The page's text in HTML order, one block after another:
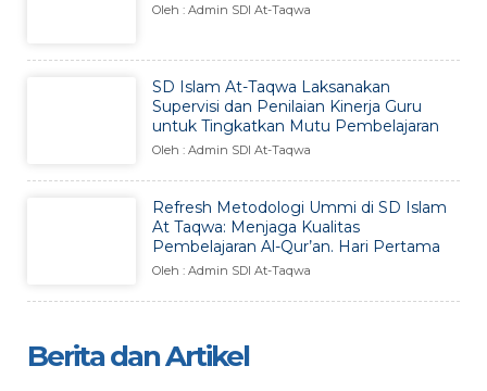
Oleh : Admin SDI At-Taqwa
SD Islam At-Taqwa Laksanakan
Supervisi dan Penilaian Kinerja Guru
untuk Tingkatkan Mutu Pembelajaran
Oleh : Admin SDI At-Taqwa
Refresh Metodologi Ummi di SD Islam
At Taqwa: Menjaga Kualitas
Pembelajaran Al-Qur’an. Hari Pertama
Oleh : Admin SDI At-Taqwa
Berita dan Artikel